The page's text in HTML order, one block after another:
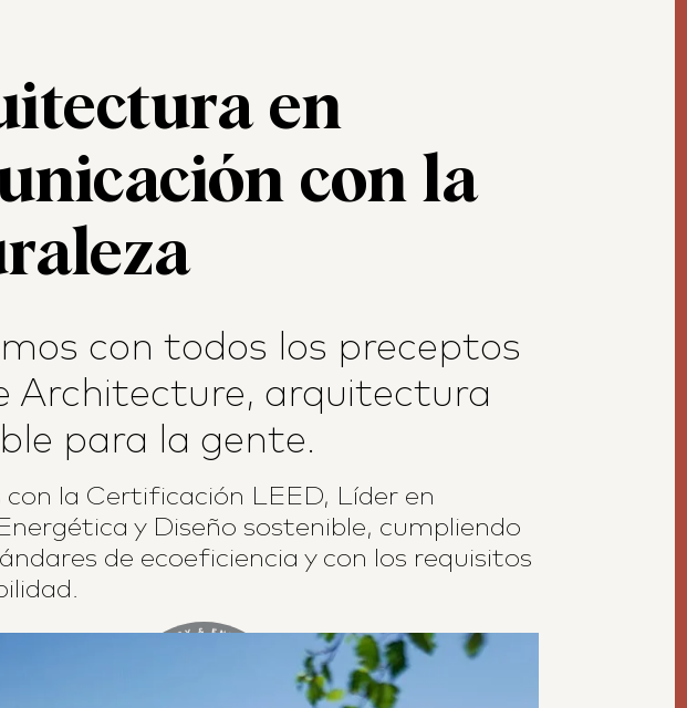
en
con la
con todos los preceptos
Architecture, arquitectura
para la gente.
la Certificación LEED, Líder en
y Diseño sostenible, cumpliendo
de ecoeficiencia y con los requisitos